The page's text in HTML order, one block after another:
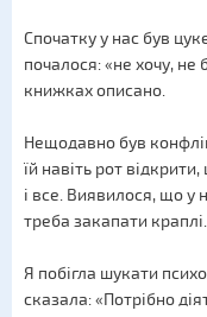
Спочатку у нас був
почалося: «не хочу, не
книжках описано.
Нещодавно був
їй навіть рот
і все. Виявилося, що у
треба закапати
Я побігла шукати
сказала: «Потрібно